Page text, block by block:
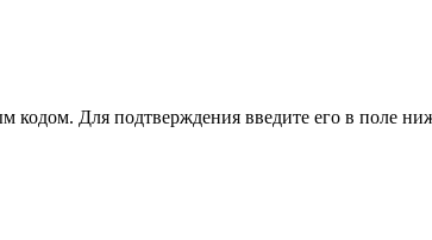
Для подтверждения введите его в поле